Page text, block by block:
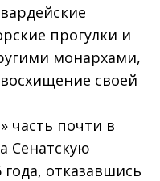
прогулки и
монархами,
своей
часть почти в
Сенатскую
отказавшись